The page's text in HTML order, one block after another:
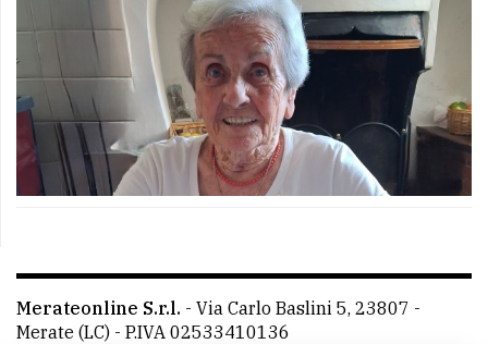
Merateonline S.r.l. - Via Carlo Baslini 5, 23807 -
Merate (LC) - P.IVA 02533410136